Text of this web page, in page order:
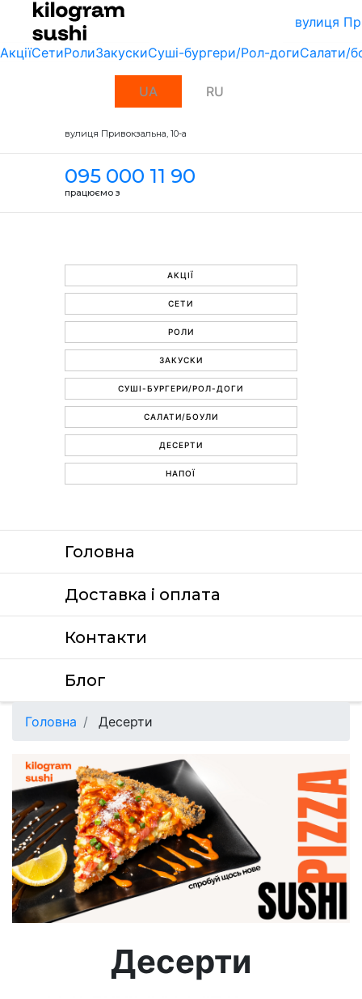
вулиця
АкціїСетиРолиЗакускиСуші-бургери/Рол-догиСалати/
UA RU
вулиця Привокзальна, 10-a
095 000 11 90
працюємо з
АКЦІЇ
СЕТИ
РОЛИ
ЗАКУСКИ
СУШІ-БУРГЕРИ/РОЛ-ДОГИ
САЛАТИ/БОУЛИ
ДЕСЕРТИ
НАПОЇ
Головна
Доставка i оплата
Контакти
Блог
Головна Десерти
Десерти